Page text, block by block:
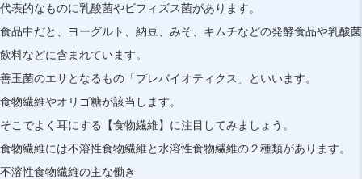
代表的なものに乳酸菌やビフィズス菌があります。
食品中だと、ヨーグルト、納豆、みそ、キムチなどの発酵食品や乳酸菌
飲料などに含まれています。
善玉菌のエサとなるもの「プレバイオティクス」といいます。
食物繊維やオリゴ糖が該当します。
そこでよく耳にする【食物繊維】に注目してみましょう。
食物繊維には不溶性食物繊維と水溶性食物繊維の２種類があります。
不溶性食物繊維の主な働き